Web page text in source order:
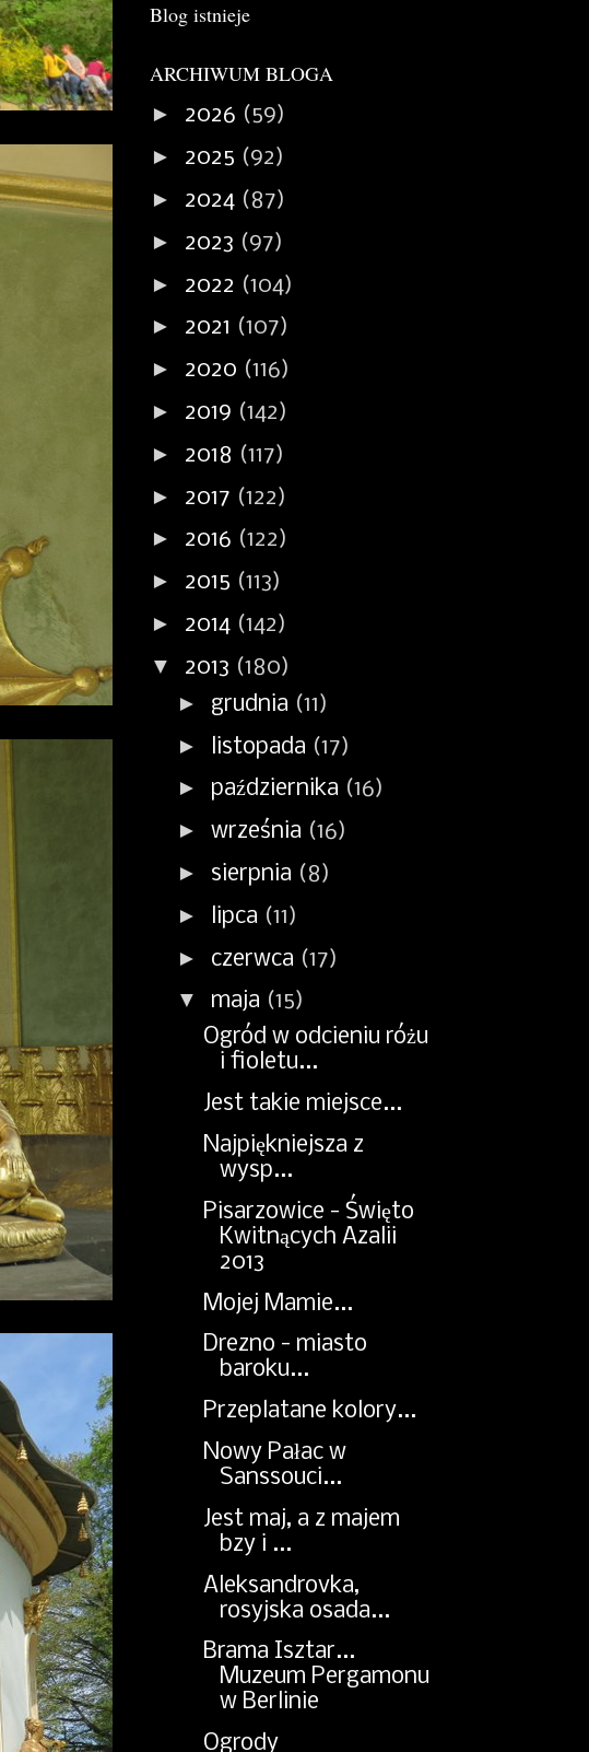
Blog istnieje
ARCHIWUM BLOGA
► 2026 (59)
► 2025 (92)
► 2024 (87)
► 2023 (97)
► 2022 (104)
► 2021 (107)
► 2020 (116)
► 2019 (142)
► 2018 (117)
► 2017 (122)
► 2016 (122)
► 2015 (113)
► 2014 (142)
▼ 2013 (180)
► grudnia (11)
► listopada (17)
► października (16)
► września (16)
► sierpnia (8)
► lipca (11)
► czerwca (17)
▼ maja (15)
Ogród w odcieniu różu
i fioletu...
Jest takie miejsce...
Najpiękniejsza z
wysp...
Pisarzowice - Święto
Kwitnących Azalii
2013
Mojej Mamie...
Drezno - miasto
baroku...
Przeplatane kolory...
Nowy Pałac w
Sanssouci...
Jest maj, a z majem
bzy i ...
Aleksandrovka,
rosyjska osada...
Brama Isztar...
Muzeum Pergamonu
w Berlinie
Ogrody